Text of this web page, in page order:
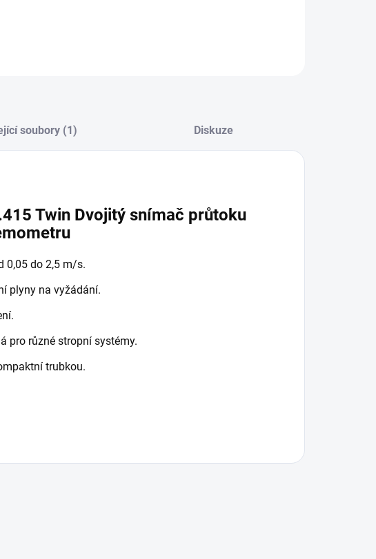
soubory (1) Diskuze
Twin Dvojitý snímač průtoku
0,05 do 2,5 m/s.
plyny na vyžádání.
pro různé stropní systémy.
trubkou.